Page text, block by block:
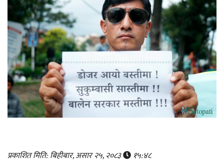
प्रकाशित मिति: बिहीबार, असार २५, २०८३ १५:४८